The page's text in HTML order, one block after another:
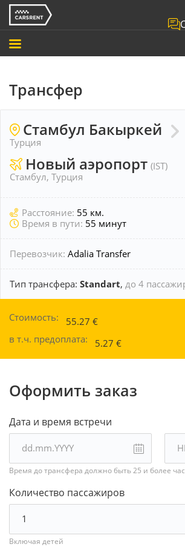
Трансфер
Стамбул Бакыркей
Турция
Новый аэропорт (IST)
Стамбул, Турция
Расстояние: 55 км.
Время в пути: 55 минут
Перевозчик: Adalia Transfer
Тип трансфера: Standart, до 4
Стоимость: 55.27 €
в т.ч. предоплата: 5.27 €
Оформить заказ
Дата и время встречи
Время до трансфера должно быть 25 и более
Количество пассажиров
Включая детей